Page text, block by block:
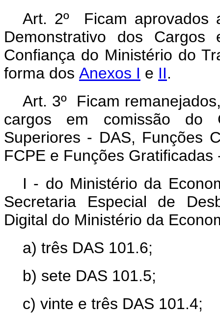
Art. 2º Ficam aprovados
Demonstrativo dos
Confiança do Ministério do
forma dos Anexos I e II.
Art. 3º Ficam
cargos em comissão do
Superiores - DAS, Funções
FCPE e Funções Gratificadas
I - do Ministério da
Secretaria Especial de
Digital do Ministério da
a) três DAS 101.6;
b) sete DAS 101.5;
c) vinte e três DAS 101.4;